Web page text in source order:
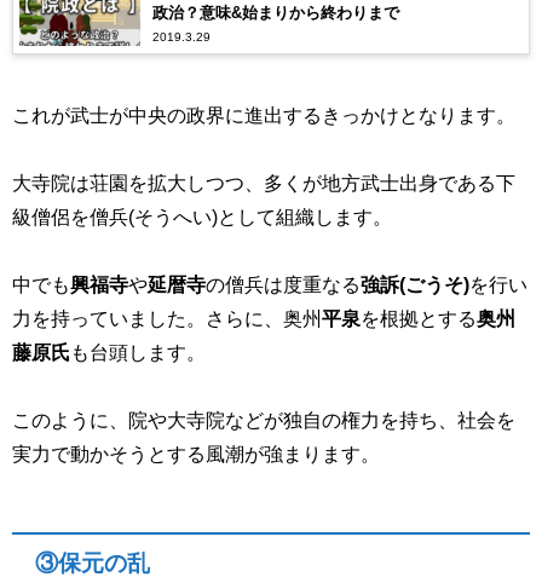
政治？意味&始まりから終わりまで
2019.3.29
これが武士が中央の政界に進出するきっかけとなります。
大寺院は荘園を拡大しつつ、多くが地方武士出身である下
級僧侶を僧兵(そうへい)として組織します。
中でも興福寺や延暦寺の僧兵は度重なる強訴(ごうそ)を行い
力を持っていました。さらに、奥州平泉を根拠とする奥州
藤原氏 も台頭します。
このように、院や大寺院などが独自の権力を持ち、社会を
実力で動かそうとする風潮が強まります。
③保元の乱